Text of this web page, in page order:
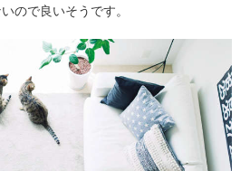
ので良いそうです。
閉じる
アプリで開く